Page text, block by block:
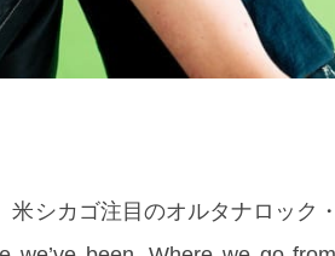
シカゴ注目のオルタナロック